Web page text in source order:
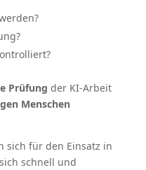
Prüfung der KI-Arbeit
Menschen
sich für den Einsatz in
schnell und